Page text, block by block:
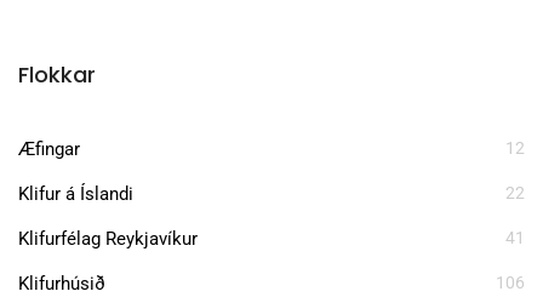
Flokkar
Æfingar 12
Klifur á Íslandi 22
Klifurfélag Reykjavíkur 41
Klifurhúsið 106